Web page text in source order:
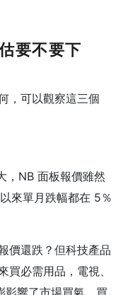
要不要下
，可以觀察這三個
，NB 面板報價雖然
來單月跌幅都在 5％
價還跌？但科技產品
買必需用品，電視、
影響了市場買氣，買